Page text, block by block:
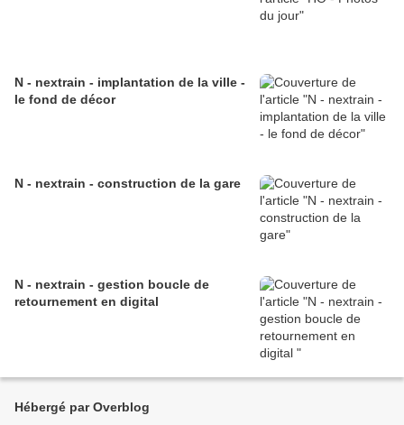
N - nextrain - implantation de la ville -
le fond de décor
N - nextrain - construction de la gare
N - nextrain - gestion boucle de
retournement en digital
Hébergé par Overblog